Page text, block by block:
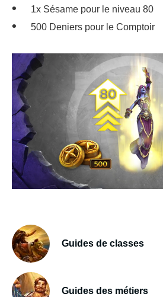
1x Sésame pour le niveau 80
500 Deniers pour le Comptoir
Guides de classes
Guides des métiers